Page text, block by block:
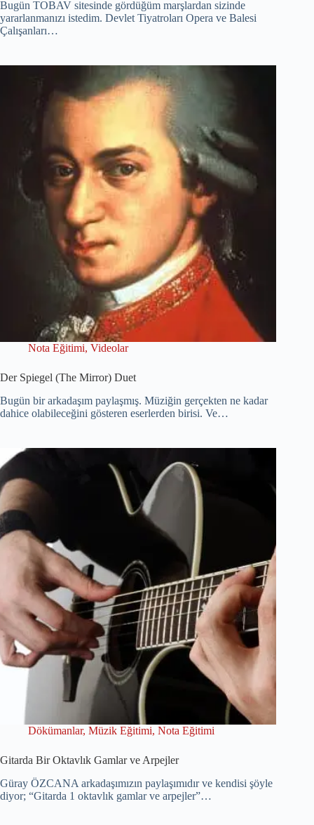
Bugün TOBAV sitesinde gördüğüm marşlardan sizinde
yararlanmanızı istedim. Devlet Tiyatroları Opera ve Balesi
Çalışanları…
Nota Eğitimi, Videolar
Der Spiegel (The Mirror) Duet
Bugün bir arkadaşım paylaşmış. Müziğin gerçekten ne kadar
dahice olabileceğini gösteren eserlerden birisi. Ve…
Dökümanlar, Müzik Eğitimi, Nota Eğitimi
Gitarda Bir Oktavlık Gamlar ve Arpejler
Güray ÖZCANA arkadaşımızın paylaşımıdır ve kendisi şöyle
diyor; “Gitarda 1 oktavlık gamlar ve arpejler”…